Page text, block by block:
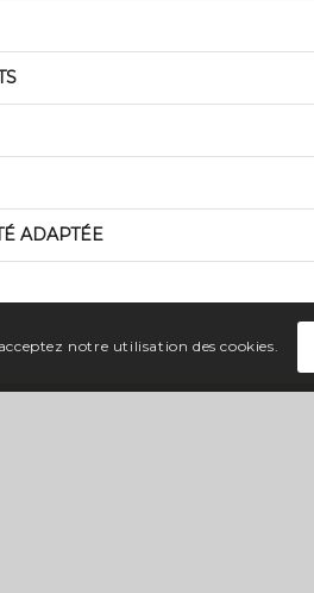
ADAPTÉE
notre utilisation des cookies.